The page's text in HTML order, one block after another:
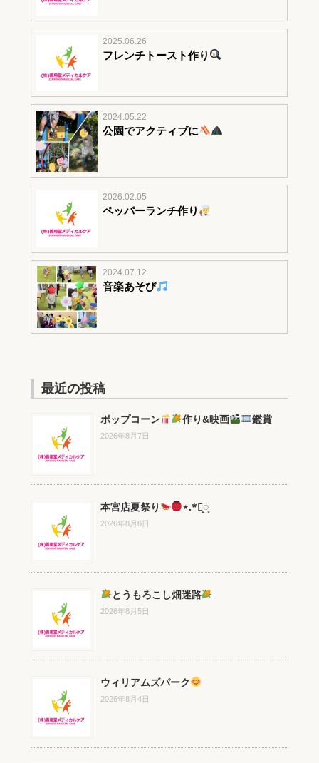
2025.06.26
フレンチトースト作り
2024.05.22
公園でアクティブに
2026.02.05
ペッパーランチ作り
2024.07.12
音楽あそび
最近の投稿
ポップコーン 作り&映画 鑑賞
2026年8月7日
本宮店夏祭り ⋆.*⃝̥◌̥
2026年8月6日
とうもろこし畑迷路
2026年8月5日
ウィリアムズパーク
2026年8月4日